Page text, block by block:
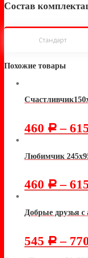
Состав
Стандарт
Похожие товары
460 Р –
Любимчик
460 Р –
Добрые друзья
545 Р –